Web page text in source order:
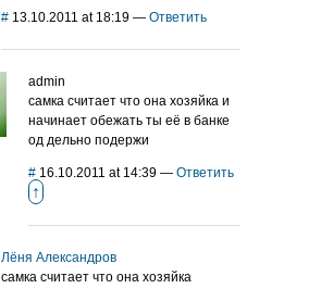
# 13.10.2011 at 18:19 — Ответить
admin
самка считает что она хозяйка и
начинает обежать ты её в банке
од дельно подержи
# 16.10.2011 at 14:39 — Ответить
↑
Лёня Александров
самка считает что она хозяйка